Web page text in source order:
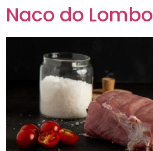
Naco do Lombo